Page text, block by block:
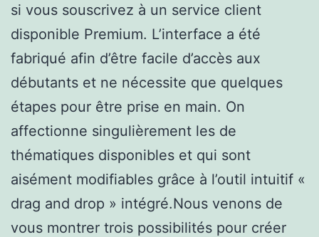
si vous souscrivez à un service client
disponible Premium. L’interface a été
fabriqué afin d’être facile d’accès aux
débutants et ne nécessite que quelques
étapes pour être prise en main. On
affectionne singulièrement les de
thématiques disponibles et qui sont
aisément modifiables grâce à l’outil intuitif «
drag and drop » intégré.Nous venons de
vous montrer trois possibilités pour créer